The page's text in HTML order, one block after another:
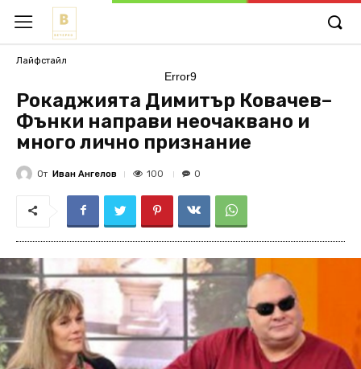
Лайфстайл
Error9
Рокаджията Димитър Ковачев–
Фънки направи неочаквано и
много лично признание
От Иван Ангелов 100 0